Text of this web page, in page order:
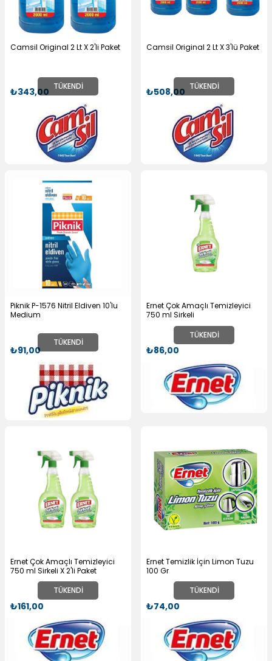
TÜKENDI
Camsil Original 2 Lt X 2'li Paket
₺343,00 TÜKENDI
Camsil Original 2 Lt X 3'lü Paket
₺508,00
TÜKENDI
Piknik P-1576 Nitril Eldiven 10'lu
Medium
₺91,00
TÜKENDI
Ernet Çok Amaçlı Temizleyici
750 ml Sirkeli
₺86,00
TÜKENDI
Ernet Çok Amaçlı Temizleyici
750 ml Sirkeli X 2'li Paket
₺161,00
TÜKENDI
Ernet Temizlik İçin Limon Tuzu
100 Gr
₺74,00